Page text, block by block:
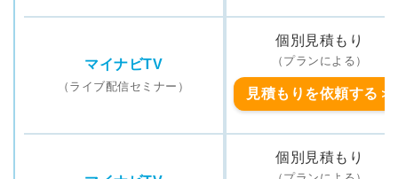
マイナビTV
（ライブ配信セミナー）
個別見積もり
（プランによる）
見積もりを依頼する＞
個別見積もり